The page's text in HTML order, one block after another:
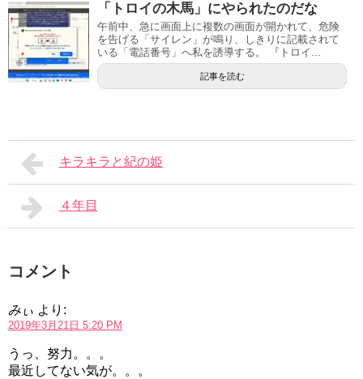
「トロイの木馬」にやられたのだな
午前中、急に画面上に複数の画面が開かれて、危険
を告げる「サイレン」が鳴り、しきりに記載されて
いる「電話番号」へ私を誘導する。 『トロイ...
記事を読む
キラキラと紀の姫
４年目
コメント
みぃ より:
2019年3月21日 5:20 PM
うっ、努力。。。
最近してない気が。。。